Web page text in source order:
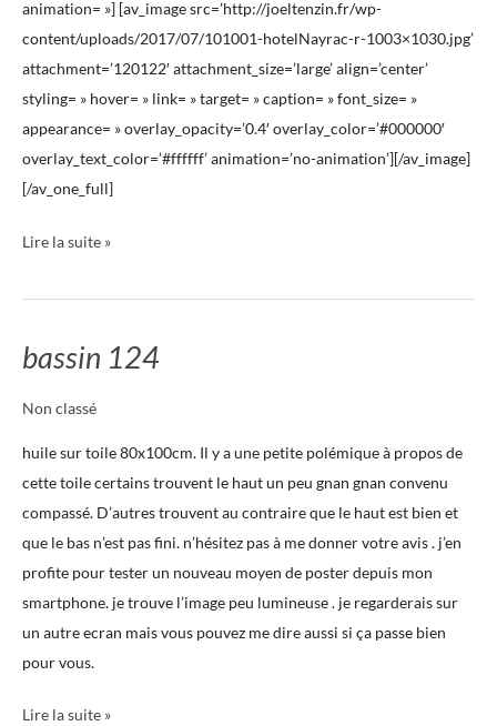
animation= »] [av_image src=’http://joeltenzin.fr/wp-
content/uploads/2017/07/101001-hotelNayrac-r-1003×1030.jpg’
attachment=’120122′ attachment_size=’large’ align=’center’
styling= » hover= » link= » target= » caption= » font_size= »
appearance= » overlay_opacity=’0.4′ overlay_color=’#000000′
overlay_text_color=’#ffffff’ animation=’no-animation’][/av_image]
[/av_one_full]
Lire la suite »
bassin 124
Non classé
huile sur toile 80x100cm. Il y a une petite polémique à propos de
cette toile certains trouvent le haut un peu gnan gnan convenu
compassé. D’autres trouvent au contraire que le haut est bien et
que le bas n’est pas fini. n’hésitez pas à me donner votre avis . j’en
profite pour tester un nouveau moyen de poster depuis mon
smartphone. je trouve l’image peu lumineuse . je regarderais sur
un autre ecran mais vous pouvez me dire aussi si ça passe bien
pour vous.
bassin
Lire la suite »